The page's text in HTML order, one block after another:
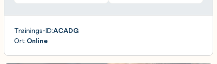
Trainings-ID:ACADG
Ort:Online